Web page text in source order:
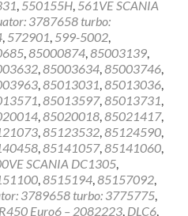
, 550155H, 561VE SCANIA
3787658 turbo:
, 572901, 599-5002,
,85000874,85003139,
,85003634,85003746,
,85013031,85013036,
,85013597,85013731,
,85020018,85021417,
,85123532,85124590,
,85141057,85141060,
SCANIA DC1305,
,8515194,85157092,
3789658 turbo: 3775775,
Euro6 – 2082223, DLC6,